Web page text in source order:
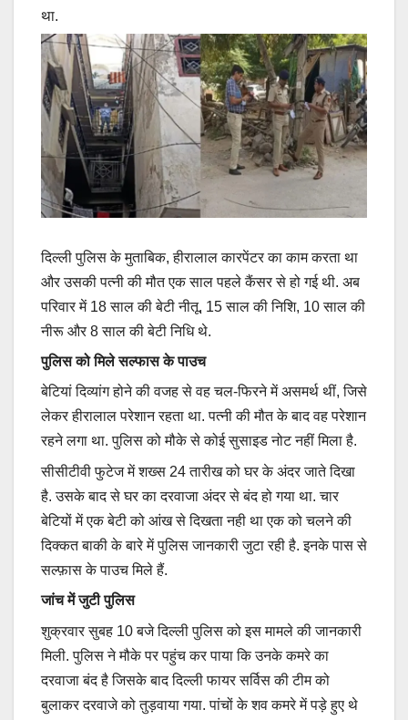
था.
दिल्ली पुलिस के मुताबिक, हीरालाल कारपेंटर का काम करता था
और उसकी पत्नी की मौत एक साल पहले कैंसर से हो गई थी. अब
परिवार में 18 साल की बेटी नीतू, 15 साल की निशि, 10 साल की
नीरू और 8 साल की बेटी निधि थे.
पुलिस को मिले सल्फास के पाउच
बेटियां दिव्यांग होने की वजह से वह चल-फिरने में असमर्थ थीं, जिसे
लेकर हीरालाल परेशान रहता था. पत्नी की मौत के बाद वह परेशान
रहने लगा था. पुलिस को मौके से कोई सुसाइड नोट नहीं मिला है.
सीसीटीवी फुटेज में शख्स 24 तारीख को घर के अंदर जाते दिखा
है. उसके बाद से घर का दरवाजा अंदर से बंद हो गया था. चार
बेटियों में एक बेटी को आंख से दिखता नही था एक को चलने की
दिक्कत बाकी के बारे में पुलिस जानकारी जुटा रही है. इनके पास से
सल्फ़ास के पाउच मिले हैं.
जांच में जुटी पुलिस
शुक्रवार सुबह 10 बजे दिल्ली पुलिस को इस मामले की जानकारी
मिली. पुलिस ने मौके पर पहुंच कर पाया कि उनके कमरे का
दरवाजा बंद है जिसके बाद दिल्ली फायर सर्विस की टीम को
बुलाकर दरवाजे को तुड़वाया गया. पांचों के शव कमरे में पड़े हुए थे